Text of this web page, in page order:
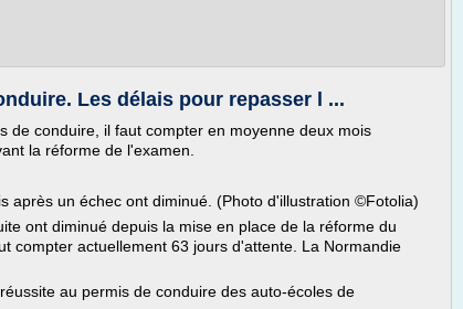
Les délais pour repasser l ...
de conduire, il faut compter en moyenne deux mois
la réforme de l'examen.
après un échec ont diminué. (Photo d'illustration ©Fotolia)
ont diminué depuis la mise en place de la réforme du
compter actuellement 63 jours d'attente. La Normandie
au permis de conduire des auto-écoles de